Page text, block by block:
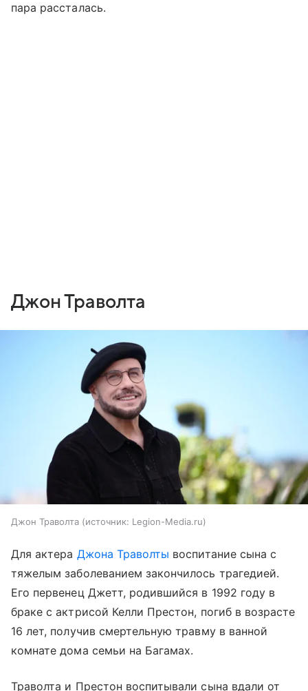
пара рассталась.
Джон Траволта
Джон Траволта источник: Legion-Media.ru
Для актера Джона Траволты воспитание сына с
тяжелым заболеванием закончилось трагедией.
Его первенец Джетт, родившийся в 1992 году в
браке с актрисой Келли Престон, погиб в возрасте
16 лет, получив смертельную травму в ванной
комнате дома семьи на Багамах.
Траволта и Престон воспитывали сына вдали от